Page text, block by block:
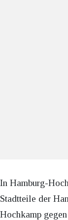
In Hamburg-
Stadtteile der
Hochkamp